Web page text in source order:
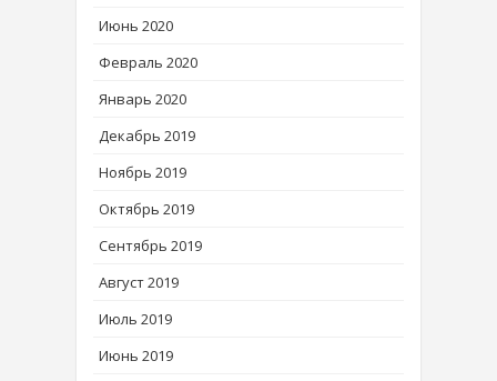
Июнь 2020
Февраль 2020
Январь 2020
Декабрь 2019
Ноябрь 2019
Октябрь 2019
Сентябрь 2019
Август 2019
Июль 2019
Июнь 2019